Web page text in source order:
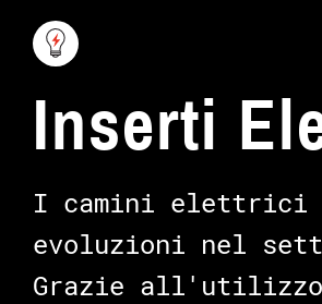
Inserti
I camini elettrici
evoluzioni nel
Grazie